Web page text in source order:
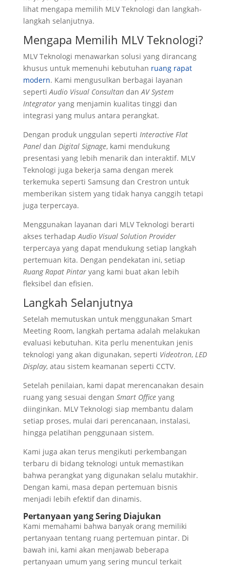
lihat mengapa memilih MLV Teknologi dan langkah-
langkah selanjutnya.
Mengapa Memilih MLV Teknologi?
MLV Teknologi menawarkan solusi yang dirancang
khusus untuk memenuhi kebutuhan ruang rapat
modern. Kami mengusulkan berbagai layanan
sepertiAudio Visual ConsultandanAV System
Integratoryang menjamin kualitas tinggi dan
integrasi yang mulus antara perangkat.
Dengan produk unggulan seperti Interactive Flat
Paneldan Digital Signage, kami mendukung
presentasi yang lebih menarik dan interaktif. MLV
Teknologi juga bekerja sama dengan merek
terkemuka seperti Samsung dan Crestron untuk
memberikan sistem yang tidak hanya canggih tetapi
juga terpercaya.
Menggunakan layanan dari MLV Teknologi berarti
akses terhadapAudio Visual Solution Provider
terpercaya yang dapat mendukung setiap langkah
pertemuan kita. Dengan pendekatan ini, setiap
Ruang Rapat Pintaryang kami buat akan lebih
fleksibel dan efisien.
Langkah Selanjutnya
Setelah memutuskan untuk menggunakan Smart
Meeting Room, langkah pertama adalah melakukan
evaluasi kebutuhan. Kita perlu menentukan jenis
teknologi yang akan digunakan, seperti Videotron, LED
Display, atau sistem keamanan seperti CCTV.
Setelah penilaian, kami dapat merencanakan desain
ruang yang sesuai dengan Smart Officeyang
diinginkan. MLV Teknologi siap membantu dalam
setiap proses, mulai dari perencanaan, instalasi,
hingga pelatihan penggunaan sistem.
Kami juga akan terus mengikuti perkembangan
terbaru di bidang teknologi untuk memastikan
bahwa perangkat yang digunakan selalu mutakhir.
Dengan kami, masa depan pertemuan bisnis
menjadi lebih efektif dan dinamis.
Pertanyaan yang Sering Diajukan
Kami memahami bahwa banyak orang memiliki
pertanyaan tentang ruang pertemuan pintar. Di
bawah ini, kami akan menjawab beberapa
pertanyaan umum yang sering muncul terkait